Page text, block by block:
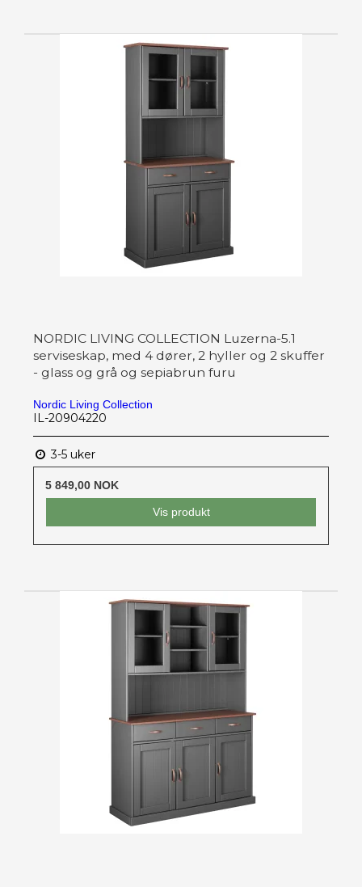
NORDIC LIVING COLLECTION Luzerna-5.1
serviseskap, med 4 dører, 2 hyller og 2 skuffer
- glass og grå og sepiabrun furu
Nordic Living Collection
IL-20904220
3-5 uker
5 849,00 NOK
Vis produkt